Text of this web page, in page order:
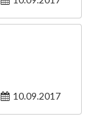
10.09.2017